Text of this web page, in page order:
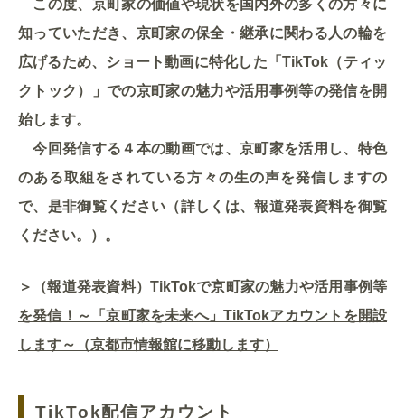
この度、京町家の価値や現状を国内外の多くの方々に
知っていただき、京町家の保全・継承に関わる人の輪を
広げるため、ショート動画に特化した「TikTok（ティッ
クトック）」での京町家の魅力や活用事例等の発信を開
始します。
今回発信する４本の動画では、京町家を活用し、特色
のある取組をされている方々の生の声を発信しますの
で、是非御覧ください（詳しくは、報道発表資料を御覧
ください。）。
＞（報道発表資料）TikTokで京町家の魅力や活用事例等
を発信！～「京町家を未来へ」TikTokアカウントを開設
します～（京都市情報館に移動します）
TikTok配信アカウント